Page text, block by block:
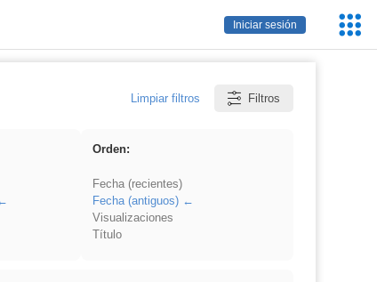
Iniciar sesión
Limpiar filtros Filtros
Orden:
Fecha (recientes)
Fecha (antiguos)
Visualizaciones
Título